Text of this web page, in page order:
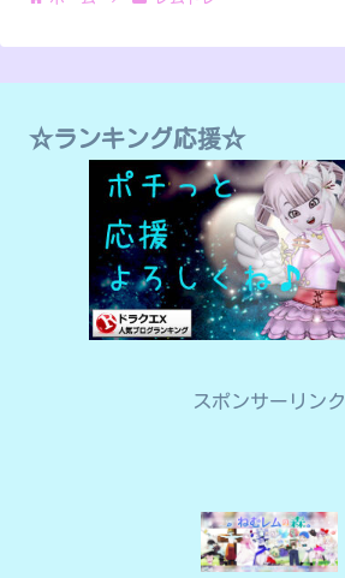
☆ランキング応援☆
スポンサーリンク